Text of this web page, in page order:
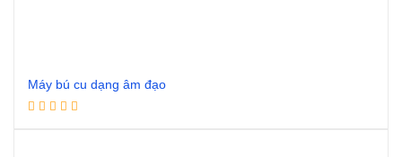
Máy bú cu dạng âm đạo